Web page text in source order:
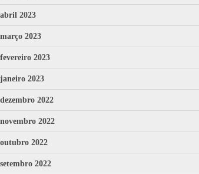
abril 2023
março 2023
fevereiro 2023
janeiro 2023
dezembro 2022
novembro 2022
outubro 2022
setembro 2022